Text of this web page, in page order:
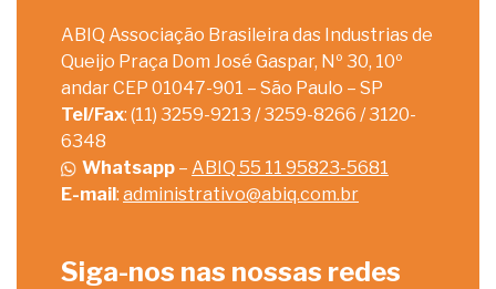
ABIQ Associação Brasileira das Industrias de
Queijo Praça Dom José Gaspar, Nº 30, 10º
andar CEP 01047-901 – São Paulo – SP
Tel/Fax: (11) 3259-9213 / 3259-8266 / 3120-
6348
Whatsapp – ABIQ 55 11 95823-5681
E-mail: administrativo@abiq.com.br
Siga-nos nas nossas redes